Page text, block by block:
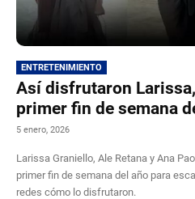
ENTRETENIMIENTO
Así disfrutaron
primer fin de semana
5 enero, 2026
Larissa Graniello, Ale Retana y Ana
primer fin de semana del año para
redes cómo lo disfrutaron.